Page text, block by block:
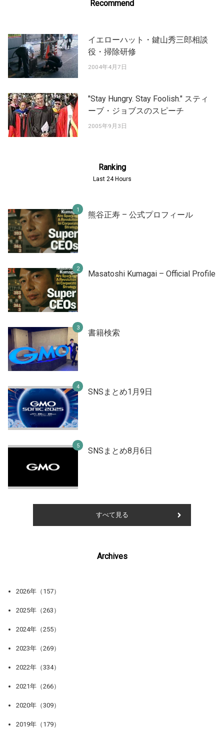
Recommend
イエローハット・鍵山秀三郎相談
役・掃除研修
2004年4月7日
"Stay Hungry. Stay Foolish." スティ
ーブ・ジョブスのスピーチ
2005年9月3日
Ranking
Last 24 Hours
熊谷正寿 – 公式プロフィール
Masatoshi Kumagai – Official Profile
書籍検索
SNSまとめ1月9日
SNSまとめ8月6日
すべて見る
Archives
2026年（157）
2025年（263）
2024年（255）
2023年（269）
2022年（334）
2021年（266）
2020年（309）
2019年（179）